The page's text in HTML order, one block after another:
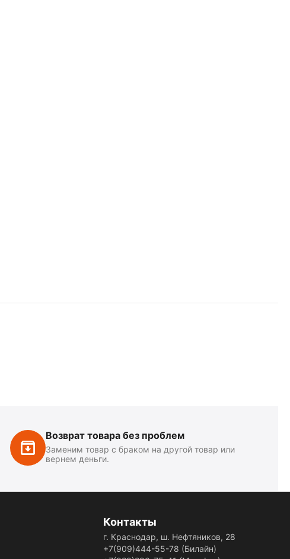
Возврат товара без проблем
Заменим товар с браком на другой товар или
вернем деньги.
Контакты
г. Краснодар, ш. Нефтяников, 28
+7(909)444-55-78 (Билайн)